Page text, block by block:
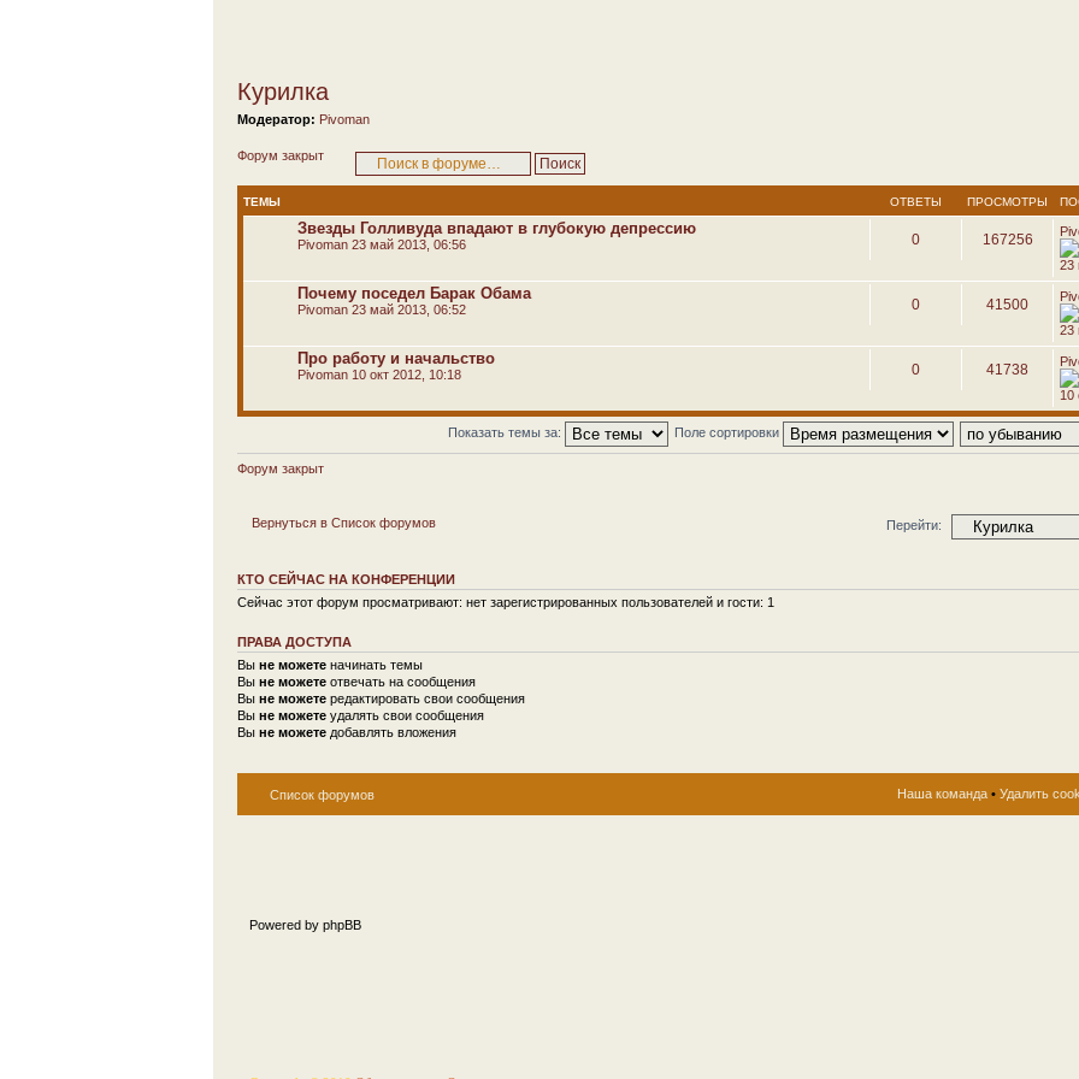
Курилка
Модератор: Pivoman
Форум закрыт
ТЕМЫ ОТВЕТЫ ПРОСМОТРЫ
Звезды Голливуда впадают в глубокую депрессию
Pivoman 23 май 2013, 06:56 0 167256
23
Почему поседел Барак Обама
Pivoman 23 май 2013, 06:52 0 41500
23
Про работу и начальство
Pivoman 10 окт 2012, 10:18 0 41738
10
Показать темы за: Поле сортировки
Форум закрыт
Вернуться в Список форумов Перейти:
КТО СЕЙЧАС НА КОНФЕРЕНЦИИ
Сейчас этот форум просматривают: нет зарегистрированных пользователей и гости: 1
ПРАВА ДОСТУПА
Вы не можете начинать темы
Вы не можете отвечать на сообщения
Вы не можете редактировать свои сообщения
Вы не можете удалять свои сообщения
Вы не можете добавлять вложения
Список форумов Наша команда • Удалить
Powered by phpBB